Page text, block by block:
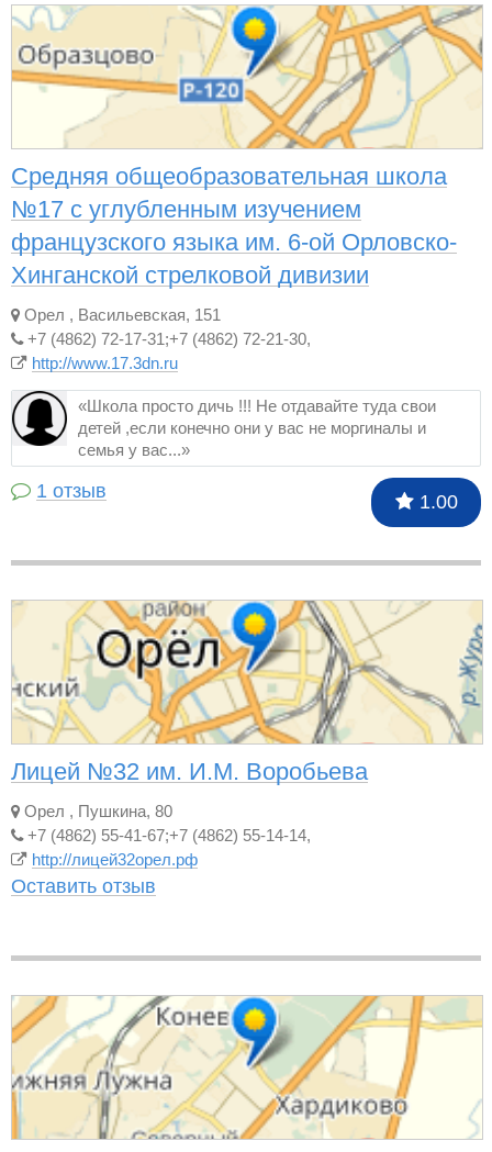
Средняя общеобразовательная школа
№17 с углубленным изучением
французского языка им. 6-ой Орловско-
Хинганской стрелковой дивизии
Орел , Васильевская, 151
+7 (4862) 72-17-31;+7 (4862) 72-21-30,
http://www.17.3dn.ru
«Школа просто дичь !!! Не отдавайте туда свои
детей ,если конечно они у вас не моргиналы и
семья у вас...»
1.00
1 отзыв
Лицей №32 им. И.М. Воробьева
Орел , Пушкина, 80
+7 (4862) 55-41-67;+7 (4862) 55-14-14,
http://лицей32орел.рф
Оставить отзыв